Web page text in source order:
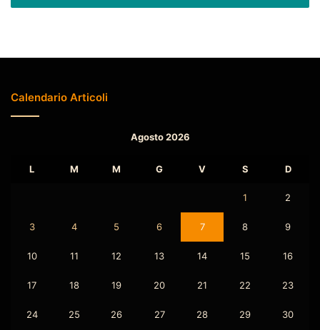
Calendario Articoli
Agosto 2026
L M M G V S D
1 2
3 4 5 6 7 8 9
10 11 12 13 14 15 16
17 18 19 20 21 22 23
24 25 26 27 28 29 30